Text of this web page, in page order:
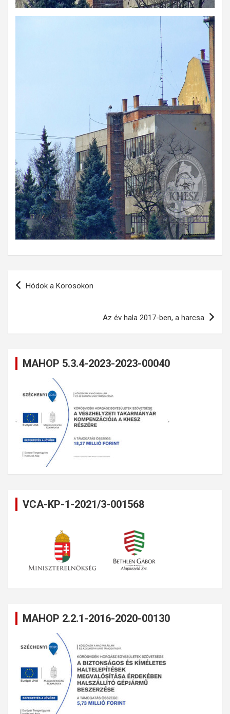
Bejegyzés
Hódok a Körösökön
Az év hala 2017-ben, a harcsa
MAHOP 5.3.4-2023-2023-00040
VCA-KP-1-2021/3-001568
MAHOP 2.2.1-2016-2020-00130